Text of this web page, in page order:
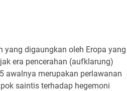
yang digaungkan oleh Eropa yang
era pencerahan (aufklarung)
awalnya merupakan perlawanan
saintis terhadap hegemoni